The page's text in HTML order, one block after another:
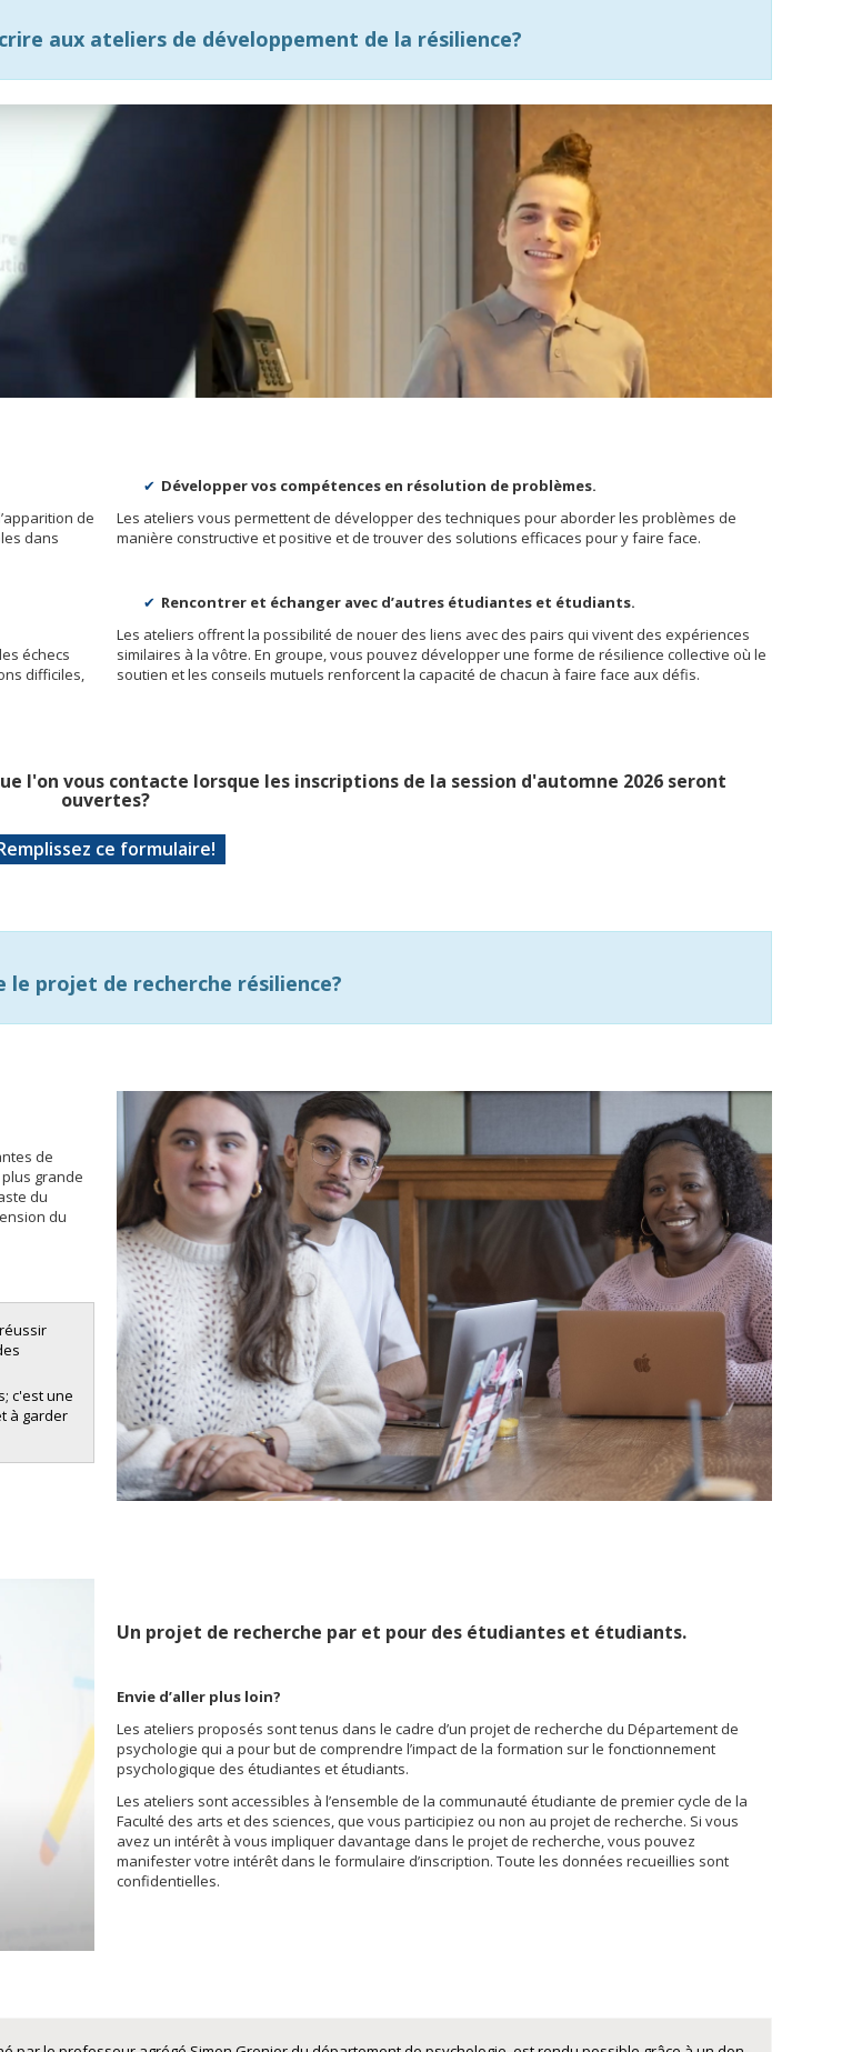
aux ateliers de développement de la résilience?
de
dans
échecs
difficiles,
Développer vos compétences en résolution de problèmes.
Les ateliers vous permettent de développer des techniques pour aborder les problèmes de
manière constructive et positive et de trouver des solutions efficaces pour y faire face.
Rencontrer et échanger avec d’autres étudiantes et étudiants.
Les ateliers offrent la possibilité de nouer des liens avec des pairs qui vivent des expériences
similaires à la vôtre. En groupe, vous pouvez développer une forme de résilience collective où le
soutien et les conseils mutuels renforcent la capacité de chacun à faire face aux défis.
l'on vous contacte lorsque les inscriptions de la session d'automne 2026 seront
ouvertes?
ce formulaire!
le projet de recherche résilience?
de
grande
du
du
c'est une
à garder
Un projet de recherche par et pour des étudiantes et étudiants.
Envie d’aller plus loin?
Les ateliers proposés sont tenus dans le cadre d’un projet de recherche du Département de
psychologie qui a pour but de comprendre l’impact de la formation sur le fonctionnement
psychologique des étudiantes et étudiants.
Les ateliers sont accessibles à l’ensemble de la communauté étudiante de premier cycle de la
Faculté des arts et des sciences, que vous participiez ou non au projet de recherche. Si vous
avez un intérêt à vous impliquer davantage dans le projet de recherche, vous pouvez
manifester votre intérêt dans le formulaire d’inscription. Toute les données recueillies sont
confidentielles.